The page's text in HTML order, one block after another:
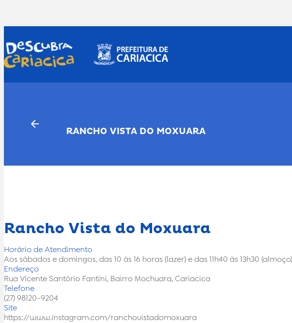
o
RANCHO VISTA DO MOXUARA
Rancho Vista do Moxuara
Horário de Atendimento
Aos sábados e domingos, das 10 às 16 horas (lazer) e das 11h40 às 13h30 (almoço)
Endereço
Rua Vicente Santório Fantini, Bairro Mochuara, Cariacica
Telefone
(27) 98120-9204
Site
https://www.instagram.com/ranchovistadomoxuara